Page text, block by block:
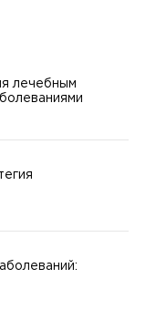
лечебным